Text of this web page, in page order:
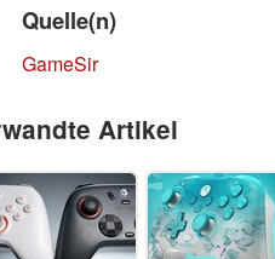
Quelle(n)
GameSir
Artikel